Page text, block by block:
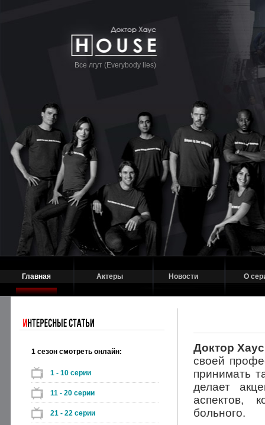
Все лгут (Everybody lies)
Главная Актеры Новости О
1 сезон смотреть онлайн:
1 - 10 серии
11 - 20 серии
21 - 22 серии
Доктор
своей
принимать
делает
аспектов,
больного.